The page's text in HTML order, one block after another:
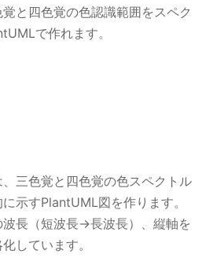
と四色覚の色認識範囲をスペク
で作れます。
三色覚と四色覚の色スペクトル
示すPlantUML図を作ります。
波長（短波長→長波長）、縦軸を
しています。